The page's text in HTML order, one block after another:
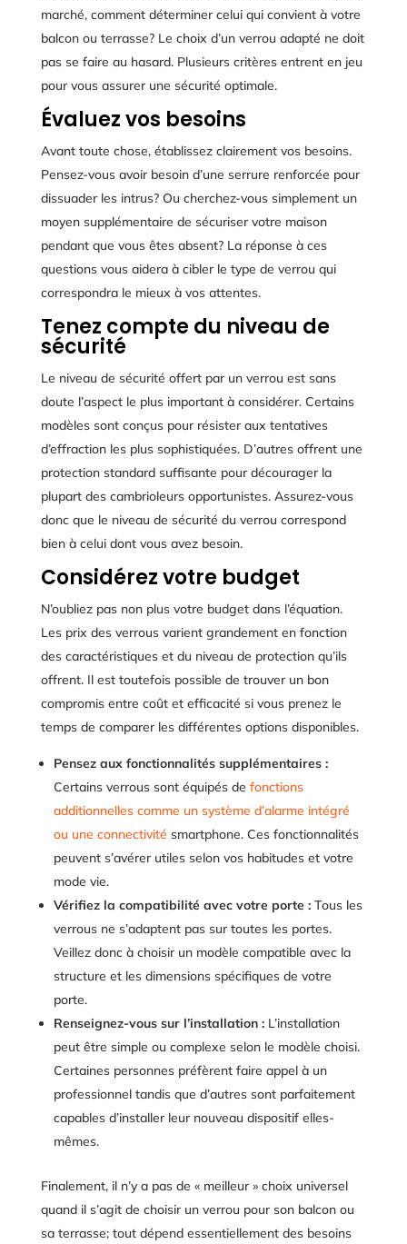
marché, comment déterminer celui qui convient à votre
balcon ou terrasse? Le choix d’un verrou adapté ne doit
pas se faire au hasard. Plusieurs critères entrent en jeu
pour vous assurer une sécurité optimale.
Évaluez vos besoins
Avant toute chose, établissez clairement vos besoins.
Pensez-vous avoir besoin d’une serrure renforcée pour
dissuader les intrus? Ou cherchez-vous simplement un
moyen supplémentaire de sécuriser votre maison
pendant que vous êtes absent? La réponse à ces
questions vous aidera à cibler le type de verrou qui
correspondra le mieux à vos attentes.
Tenez compte du niveau de
sécurité
Le niveau de sécurité offert par un verrou est sans
doute l’aspect le plus important à considérer. Certains
modèles sont conçus pour résister aux tentatives
d’effraction les plus sophistiquées. D’autres offrent une
protection standard suffisante pour décourager la
plupart des cambrioleurs opportunistes. Assurez-vous
donc que le niveau de sécurité du verrou correspond
bien à celui dont vous avez besoin.
Considérez votre budget
N’oubliez pas non plus votre budget dans l’équation.
Les prix des verrous varient grandement en fonction
des caractéristiques et du niveau de protection qu’ils
offrent. Il est toutefois possible de trouver un bon
compromis entre coût et efficacité si vous prenez le
temps de comparer les différentes options disponibles.
Pensez aux fonctionnalités supplémentaires :
Certains verrous sont équipés de fonctions
additionnelles comme un système d’alarme intégré
ou une connectivité smartphone. Ces fonctionnalités
peuvent s’avérer utiles selon vos habitudes et votre
mode vie.
Vérifiez la compatibilité avec votre porte :Tous les
verrous ne s’adaptent pas sur toutes les portes.
Veillez donc à choisir un modèle compatible avec la
structure et les dimensions spécifiques de votre
porte.
Renseignez-vous sur l’installation :L’installation
peut être simple ou complexe selon le modèle choisi.
Certaines personnes préfèrent faire appel à un
professionnel tandis que d’autres sont parfaitement
capables d’installer leur nouveau dispositif elles-
mêmes.
Finalement, il n’y a pas de « meilleur » choix universel
quand il s’agit de choisir un verrou pour son balcon ou
sa terrasse; tout dépend essentiellement des besoins